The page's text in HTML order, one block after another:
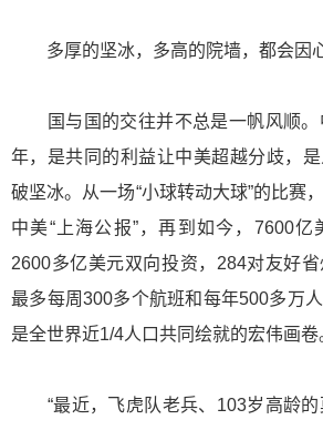
多厚的坚冰，多高的院墙，都会因心
国与国的交往并不总是一帆风顺。
年，是共同的利益让中美超越分歧，
破坚冰。从一场“小球转动大球”的比赛
中美“上海公报”，再到如今，7600
2600多亿美元双向投资，284对友好省
最多每周300多个航班和每年500多万
是全世界近1/4人口共同绘就的宏伟画卷
“最近，飞虎队老兵、103岁高龄的